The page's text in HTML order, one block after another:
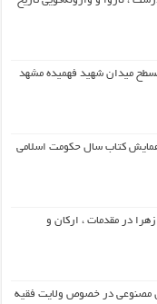
میدان شهید فهمیده مشهد
کتاب سال حکومت اسلامی
در مقدمات ، ارکان و
مصنوعی در خصوص ولایت فقیه